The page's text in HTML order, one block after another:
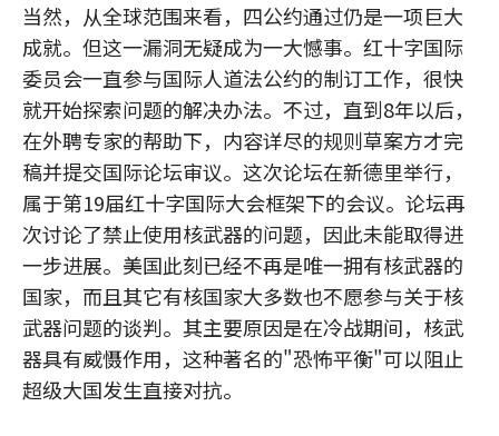
当然，从全球范围来看，四公约通过仍是一项巨大
成就。但这一漏洞无疑成为一大憾事。红十字国际
委员会一直参与国际人道法公约的制订工作，很快
就开始探索问题的解决办法。不过，直到8年以后，
在外聘专家的帮助下，内容详尽的规则草案方才完
稿并提交国际论坛审议。这次论坛在新德里举行，
属于第19届红十字国际大会框架下的会议。论坛再
次讨论了禁止使用核武器的问题，因此未能取得进
一步进展。美国此刻已经不再是唯一拥有核武器的
国家，而且其它有核国家大多数也不愿参与关于核
武器问题的谈判。其主要原因是在冷战期间，核武
器具有威慑作用，这种著名的"恐怖平衡"可以阻止
超级大国发生直接对抗。